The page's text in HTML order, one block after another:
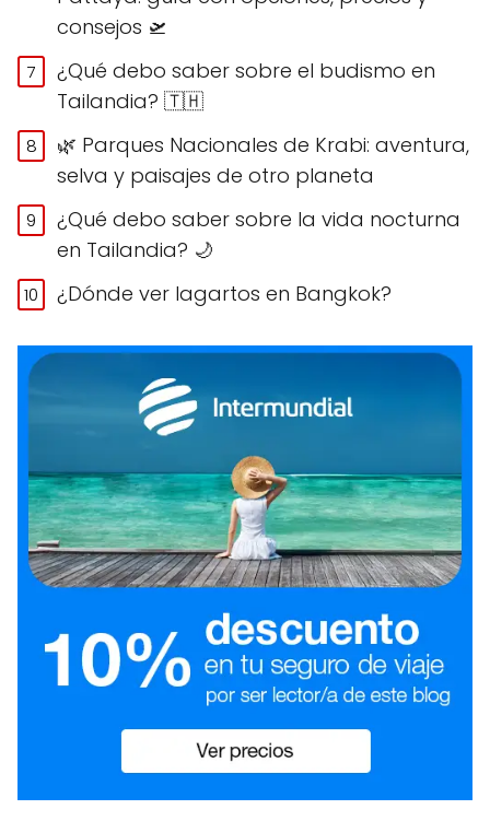
consejos 🛫
¿Qué debo saber sobre el budismo en
Tailandia? 🇹🇭
🌿 Parques Nacionales de Krabi: aventura,
selva y paisajes de otro planeta
¿Qué debo saber sobre la vida nocturna
en Tailandia? 🌙
¿Dónde ver lagartos en Bangkok?